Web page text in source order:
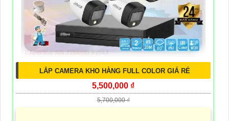
LẮP CAMERA KHO HÀNG FULL COLOR GIÁ RẺ
5,500,000 ₫
5,700,000 ₫